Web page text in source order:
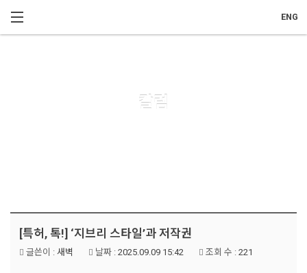
ENG
칼럼
[특허, 톡!] ‘지브리 스타일’과 저작권
글쓴이 : 새벽 날짜 : 2025.09.09 15:42 조회 수 : 221